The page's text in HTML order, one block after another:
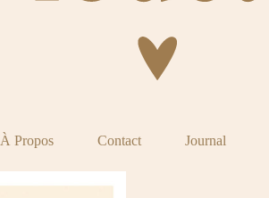
À Propos Contact Journal